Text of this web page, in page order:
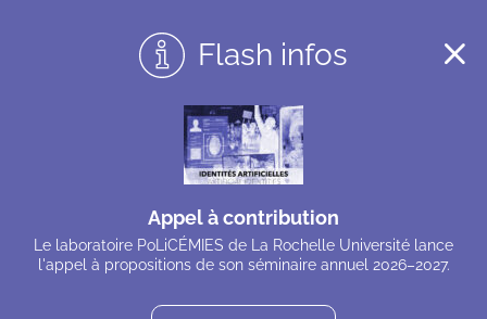
Flash infos
Appel à contribution
Le laboratoire PoLiCÉMIES de La Rochelle Université lance
l'appel à propositions de son séminaire annuel 2026–2027.